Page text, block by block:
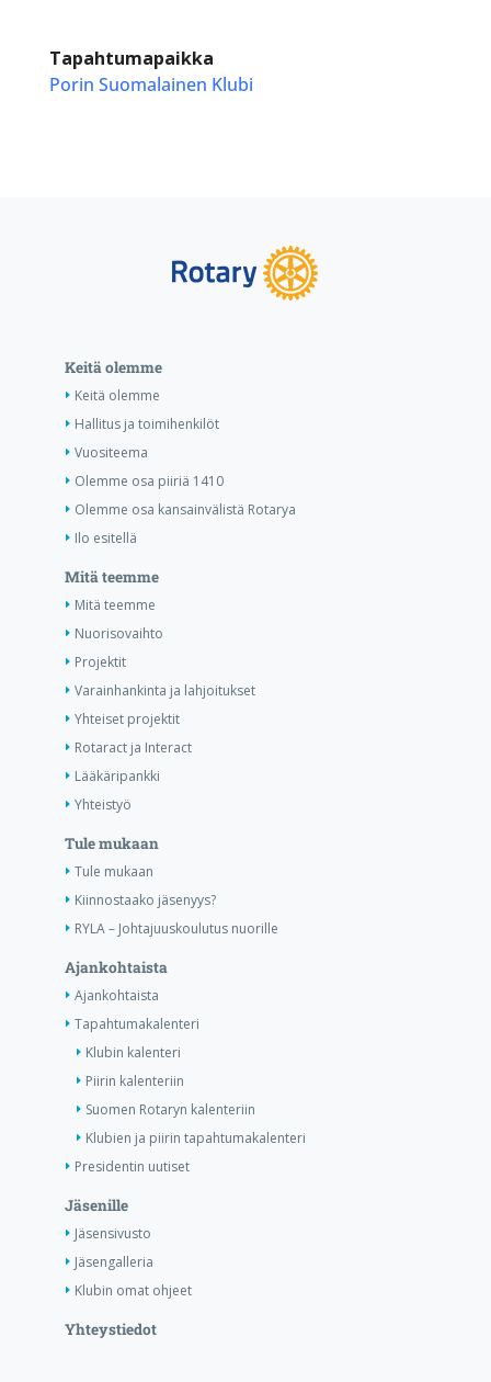
Tapahtumapaikka
Porin Suomalainen Klubi
Keitä olemme
Keitä olemme
Hallitus ja toimihenkilöt
Vuositeema
Olemme osa piiriä 1410
Olemme osa kansainvälistä Rotarya
Ilo esitellä
Mitä teemme
Mitä teemme
Nuorisovaihto
Projektit
Varainhankinta ja lahjoitukset
Yhteiset projektit
Rotaract ja Interact
Lääkäripankki
Yhteistyö
Tule mukaan
Tule mukaan
Kiinnostaako jäsenyys?
RYLA – Johtajuuskoulutus nuorille
Ajankohtaista
Ajankohtaista
Tapahtumakalenteri
Klubin kalenteri
Piirin kalenteriin
Suomen Rotaryn kalenteriin
Klubien ja piirin tapahtumakalenteri
Presidentin uutiset
Jäsenille
Jäsensivusto
Jäsengalleria
Klubin omat ohjeet
Yhteystiedot